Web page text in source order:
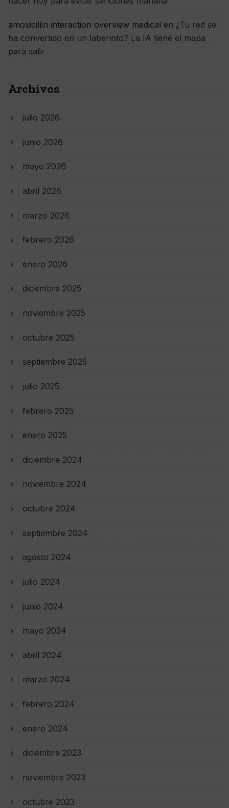
amoxicillin interaction overview medical en ¿Tu red se
ha convertido en un laberinto? La IA tiene el mapa
para salir
Archivos
julio 2026
junio 2026
mayo 2026
abril 2026
marzo 2026
febrero 2026
enero 2026
diciembre 2025
noviembre 2025
octubre 2025
septiembre 2025
julio 2025
febrero 2025
enero 2025
diciembre 2024
noviembre 2024
octubre 2024
septiembre 2024
agosto 2024
julio 2024
junio 2024
mayo 2024
abril 2024
marzo 2024
febrero 2024
enero 2024
diciembre 2023
noviembre 2023
octubre 2023